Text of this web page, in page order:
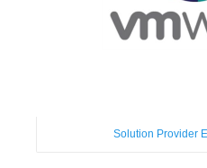
Solution Provider